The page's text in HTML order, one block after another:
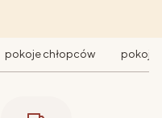
pokoje chłopców pokoje